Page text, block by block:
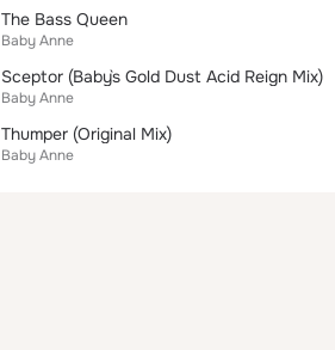
The Bass Queen
Baby Anne
Sceptor (Baby`s Gold Dust Acid Reign Mix)
Baby Anne
Thumper (Original Mix)
Baby Anne